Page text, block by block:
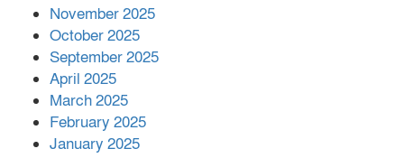
November 2025
October 2025
September 2025
April 2025
March 2025
February 2025
January 2025